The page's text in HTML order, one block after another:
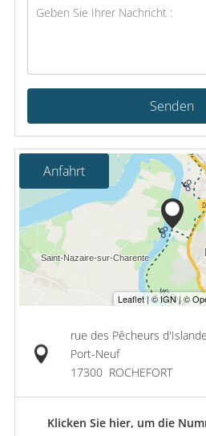
Senden
Anfahrt
rue des Pêcheurs d'Islande
Port-Neuf
17300 ROCHEFORT
Klicken Sie hier, um die